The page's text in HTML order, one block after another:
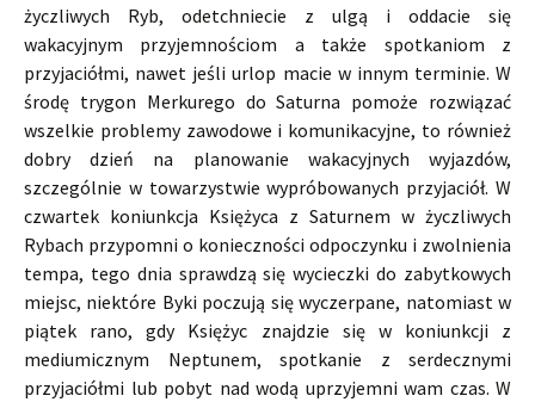
życzliwych Ryb, odetchniecie z ulgą i oddacie się
wakacyjnym przyjemnościom a także spotkaniom z
przyjaciółmi, nawet jeśli urlop macie w innym terminie. W
środę trygon Merkurego do Saturna pomoże rozwiązać
wszelkie problemy zawodowe i komunikacyjne, to również
dobry dzień na planowanie wakacyjnych wyjazdów,
szczególnie w towarzystwie wypróbowanych przyjaciół. W
czwartek koniunkcja Księżyca z Saturnem w życzliwych
Rybach przypomni o konieczności odpoczynku i zwolnienia
tempa, tego dnia sprawdzą się wycieczki do zabytkowych
miejsc, niektóre Byki poczują się wyczerpane, natomiast w
piątek rano, gdy Księżyc znajdzie się w koniunkcji z
mediumicznym Neptunem, spotkanie z serdecznymi
przyjaciółmi lub pobyt nad wodą uprzyjemni wam czas. W